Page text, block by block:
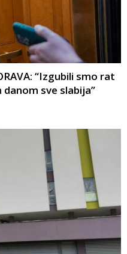
“Izgubili smo rat
sve slabija”